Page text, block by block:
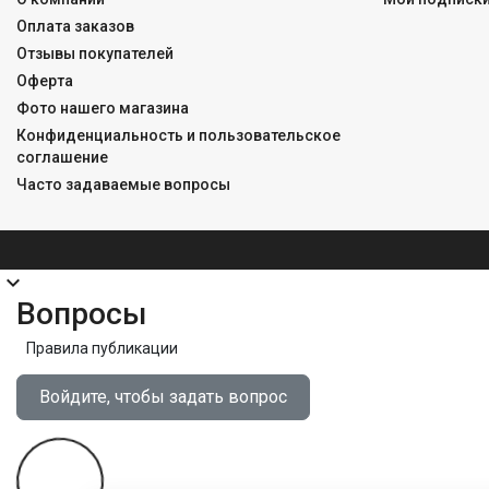
Оплата заказов
Отзывы покупателей
Оферта
Фото нашего магазина
Конфиденциальность и пользовательское
соглашение
Часто задаваемые вопросы
expand_more
Вопросы
Правила публикации
Войдите, чтобы задать вопрос